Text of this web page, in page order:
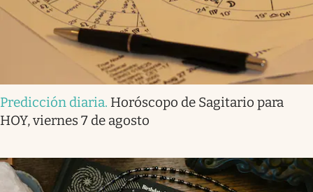
Predicción diaria. Horóscopo de Sagitario para
HOY, viernes 7 de agosto